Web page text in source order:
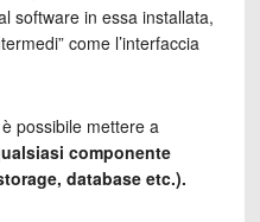
software in essa installata,
come l’interfaccia
possibile mettere a
componente
database etc.).